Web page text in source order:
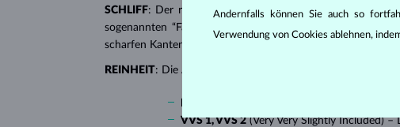
SCHLIFF: Der richtige Schliff verleiht dem Diamanten
sogenannten “Fantasieschliffen”, in die ein Diamant
scharfen Kanten, besonders beliebt bei
REINHEIT: Die Anzahl, Größe und Verteilung sogenannter
VVS 1, VVS 2 (Very Very Slightly Included) –
Andernfalls können Sie auch so
Verwendung von Cookies ablehnen,